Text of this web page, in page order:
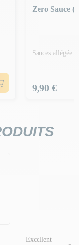
Zero Sauce
Sauces allégée
Prix
9,90 €
Excellent